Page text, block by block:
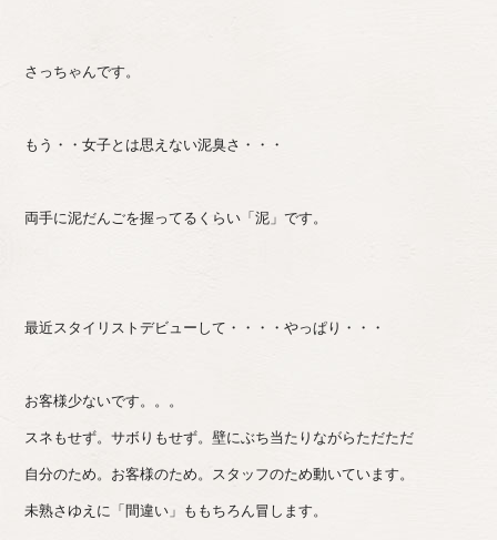
さっちゃんです。
もう・・女子とは思えない泥臭さ・・・
両手に泥だんごを握ってるくらい「泥」です。
最近スタイリストデビューして・・・・やっぱり・・・
お客様少ないです。。。
スネもせず。サボりもせず。壁にぶち当たりながらただただ
自分のため。お客様のため。スタッフのため動いています。
未熟さゆえに「間違い」ももちろん冒します。